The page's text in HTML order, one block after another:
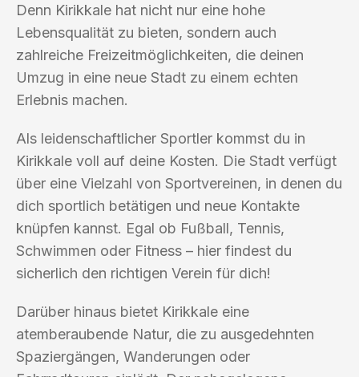
Denn Kirikkale hat nicht nur eine hohe
Lebensqualität zu bieten, sondern auch
zahlreiche Freizeitmöglichkeiten, die deinen
Umzug in eine neue Stadt zu einem echten
Erlebnis machen.
Als leidenschaftlicher Sportler kommst du in
Kirikkale voll auf deine Kosten. Die Stadt verfügt
über eine Vielzahl von Sportvereinen, in denen du
dich sportlich betätigen und neue Kontakte
knüpfen kannst. Egal ob Fußball, Tennis,
Schwimmen oder Fitness – hier findest du
sicherlich den richtigen Verein für dich!
Darüber hinaus bietet Kirikkale eine
atemberaubende Natur, die zu ausgedehnten
Spaziergängen, Wanderungen oder